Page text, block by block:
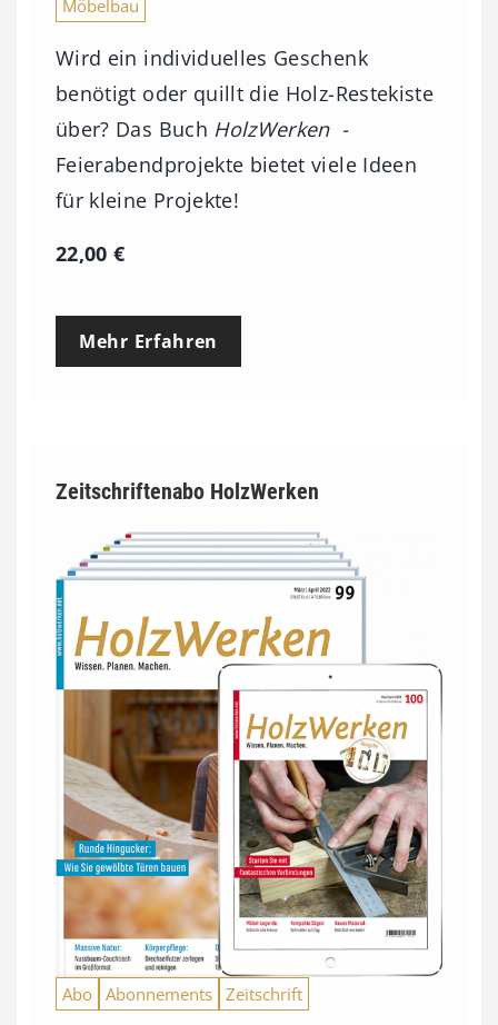
Möbelbau
Wird ein individuelles Geschenk
benötigt oder quillt die Holz-Restekiste
über? Das Buch HolzWerken -
Feierabendprojekte bietet viele Ideen
für kleine Projekte!
22,00€
Mehr Erfahren
Zeitschriftenabo HolzWerken
Abo Abonnements Zeitschrift